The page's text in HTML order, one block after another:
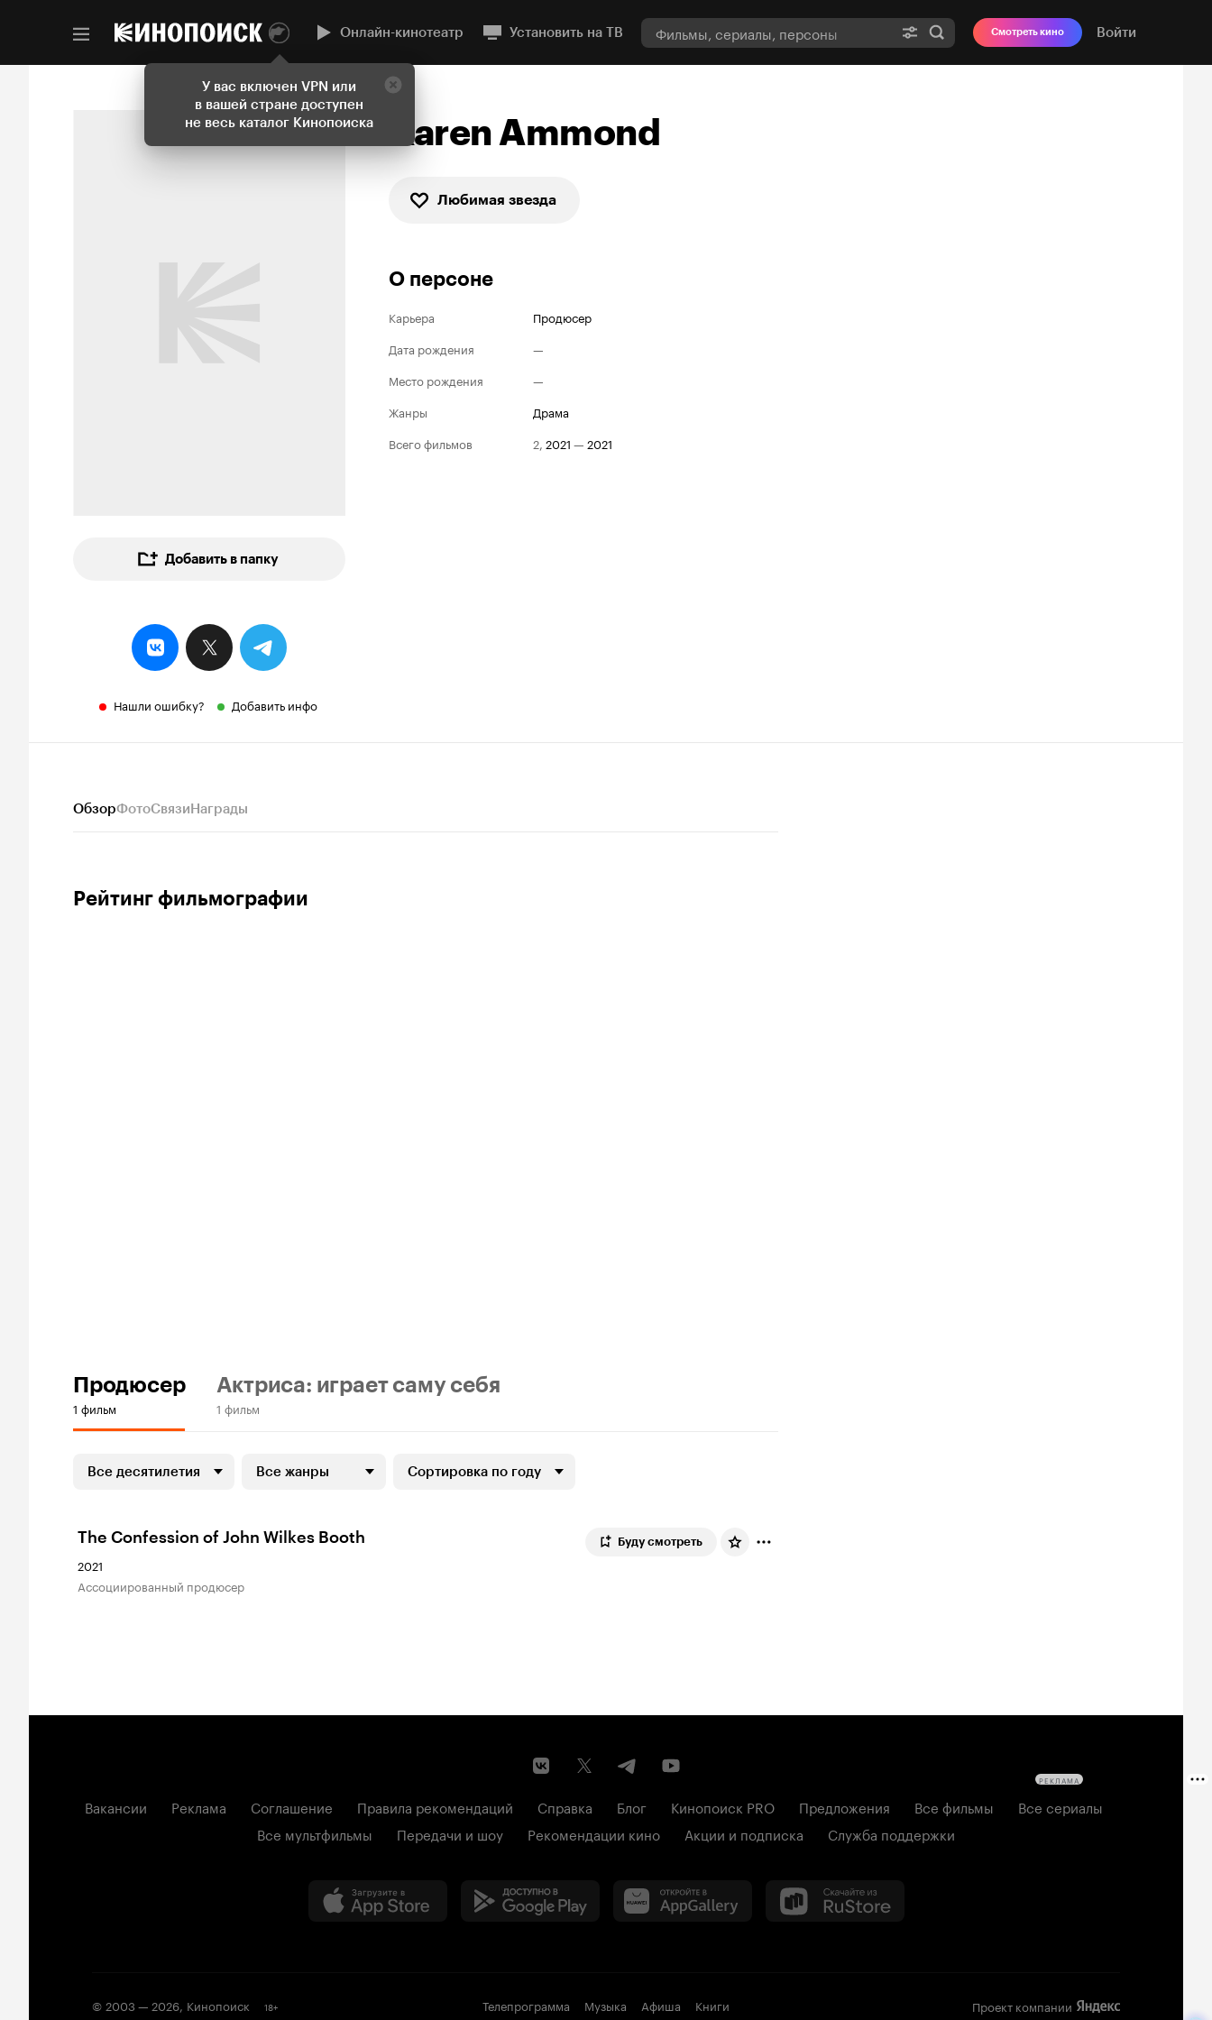
У вас включен VPN или
в вашей стране доступен
не весь каталог Кинопоиска
Онлайн-кинотеатр Установить на ТВ Смотреть кино Войти
Добавить в папку
Нашли ошибку? Добавить инфо
Karen Ammond
Любимая звезда
О персоне
Карьера
Продюсер
Дата рождения
—
Место рождения
—
Жанры
драма
Всего фильмов
2, 2021 — 2021
ОбзорФотоСвязиНаграды
Рейтинг фильмографии
Продюсер
1 фильм
Актриса: играет саму себя
1 фильм
Все десятилетия Все жанры Сортировка по году
The Confession of John Wilkes Booth
2021
ассоциированный продюсер
Буду смотреть
Вакансии Реклама Соглашение Правила рекомендаций Справка Блог Кинопоиск PRO Предложения Все фильмы
Все сериалы
Все мультфильмы
Передачи и шоу Рекомендации кино Акции и подписка Служба поддержки
© 2003 —2026, Кинопоиск 18+ Телепрограмма Музыка Афиша Книги Проект компании
РЕКЛАМА